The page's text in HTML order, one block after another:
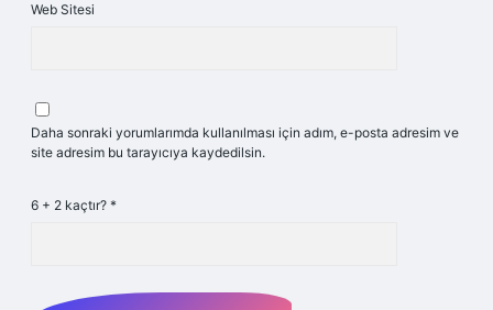
Web Sitesi
Daha sonraki yorumlarımda kullanılması için adım, e-posta adresim ve
site adresim bu tarayıcıya kaydedilsin.
6 + 2 kaçtır? *